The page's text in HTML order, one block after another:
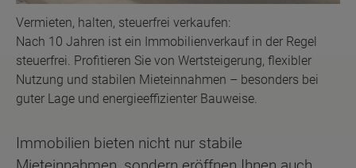
Vermieten, halten, steuerfrei verkaufen:
Nach 10 Jahren ist ein Immobilienverkauf in der Regel
steuerfrei. Profitieren Sie von Wertsteigerung, flexibler
Nutzung und stabilen Mieteinnahmen – besonders bei
guter Lage und energieeffizienter Bauweise.
Immobilien bieten nicht nur stabile